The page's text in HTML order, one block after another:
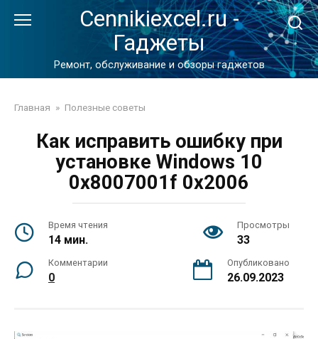
Cennikiexcel.ru -
Гаджеты
Ремонт, обслуживание и обзоры гаджетов
Главная » Полезные советы
Как исправить ошибку при
установке Windows 10
0x8007001f 0x2006
Время чтения
14 мин.
Просмотры
33
Комментарии
0
Опубликовано
26.09.2023